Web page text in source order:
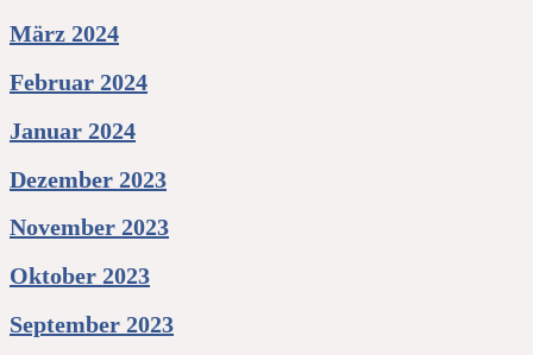
März 2024
Februar 2024
Januar 2024
Dezember 2023
November 2023
Oktober 2023
September 2023